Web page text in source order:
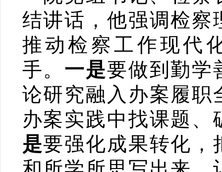
结讲话，他强调检察
推动检察工作现代
手。 一是要做到勤学
论研究融入办案履职
办案实践中找课题、
是要强化成果转化，